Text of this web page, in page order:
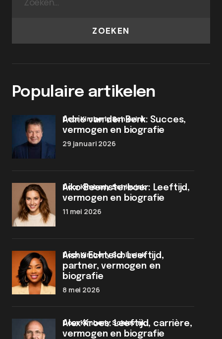
ZOEKEN
Populaire artikelen
Adrie van den Berk: Succes,
vermogen en biografie
door Kimberly Schievink
29 januari 2026
Aiko Beemsterboer: Leeftijd,
vermogen en biografie
door Kimberly Schievink
11 mei 2026
Aisha Echteld: Leeftijd,
partner, vermogen en
biografie
door Kimberly Schievink
8 mei 2026
Alex Kroes: Leeftijd, carrière,
vermogen en biografie
door Kimberly Schievink